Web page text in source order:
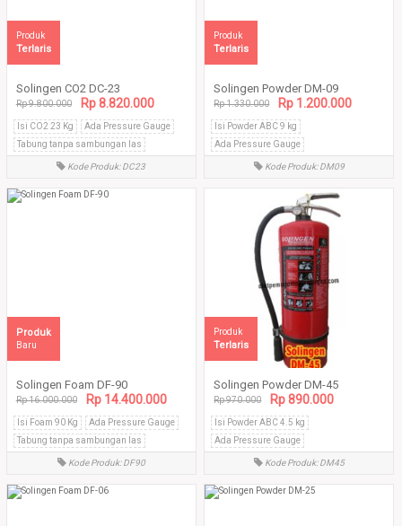
Solingen CO2 DC-23
Produk
Terlaris
Rp 9.800.000 Rp 8.820.000
Isi CO2 23 Kg
Ada Pressure Gauge
Tabung tanpa sambungan las
Kode Produk: DC23
Solingen Powder DM-09
Produk
Terlaris
Rp 1.330.000 Rp 1.200.000
Isi Powder ABC 9 kg
Ada Pressure Gauge
Tabung tanpa sambungan las
Kode Produk: DM09
Solingen Foam DF-90
Produk
Baru
Rp 16.000.000 Rp 14.400.000
Isi Foam 90 Kg
Ada Pressure Gauge
Tabung tanpa sambungan las
Kode Produk: DF90
Solingen Powder DM-45
Produk
Terlaris
Rp 970.000 Rp 890.000
Isi Powder ABC 4.5 kg
Ada Pressure Gauge
Tabung tanpa sambungan las
Kode Produk: DM45